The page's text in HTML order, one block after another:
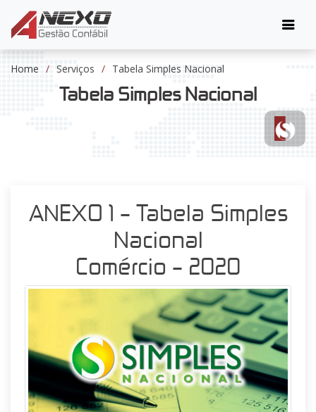
Home Serviços Tabela Simples Nacional
Tabela Simples Nacional
ANEXO 1 – Tabela Simples
Nacional
Comércio – 2020